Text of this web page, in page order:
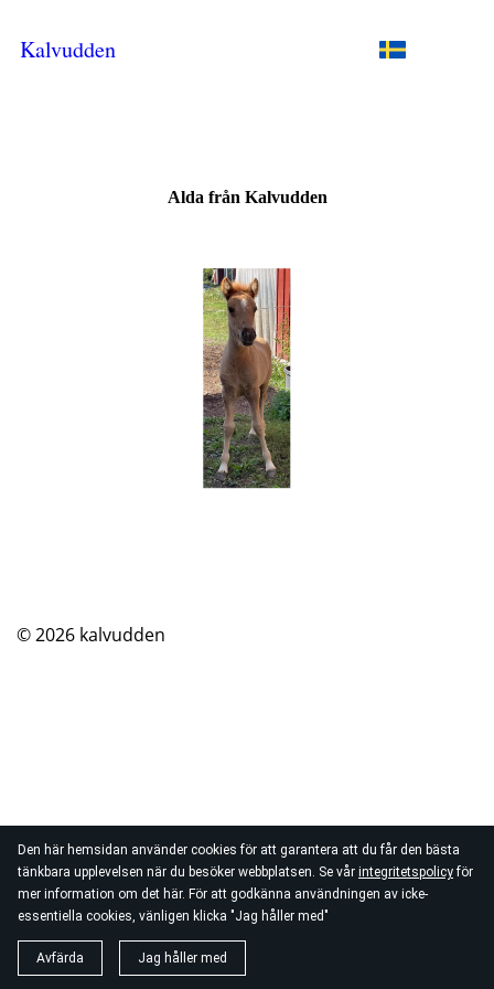
Den här hemsidan använder cookies för att garantera att du får den bästa
tänkbara upplevelsen när du besöker webbplatsen. Se vår integritetspolicyför
mer information om det här. För att godkänna användningen av icke-
essentiella cookies, vänligen klicka "Jag håller med"
Avfärda Jag håller med
Kalvudden
Alda från Kalvudden
© 2026 kalvudden